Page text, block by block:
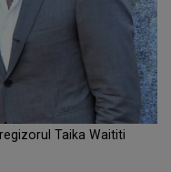
Taika Waititi